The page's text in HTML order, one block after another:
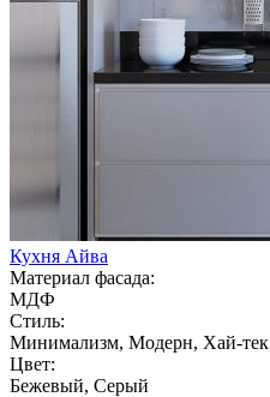
Кухня Айва
Материал фасада:
МДФ
Стиль:
Минимализм, Модерн, Хай-тек
Цвет:
Бежевый, Серый